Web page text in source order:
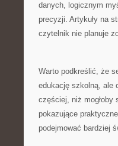
danych, logicznym
precyzji. Artykuły na
czytelnik nie planuje
Warto podkreślić, że
edukację szkolną, ale
częściej, niż mogłoby
pokazujące
podejmować bardziej